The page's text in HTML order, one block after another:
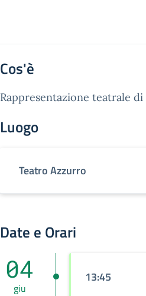
Cos'è
Rappresentazione teatrale
Luogo
Teatro Azzurro
Date e Orari
04
giu
13:45